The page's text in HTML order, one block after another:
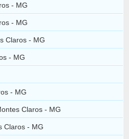
- MG
- MG
Claros - MG
- MG
- MG
Claros - MG
Claros - MG